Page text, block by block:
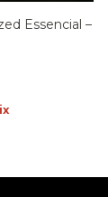
Essencial –